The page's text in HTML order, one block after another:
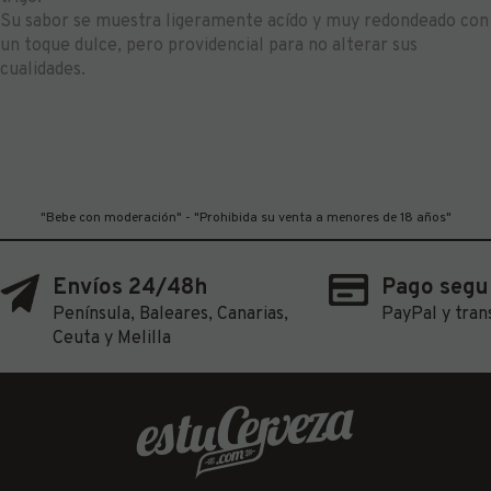
Su sabor se muestra ligeramente acído y muy redondeado con
un toque dulce, pero providencial para no alterar sus
cualidades.
"Bebe con moderación" - "Prohibida su venta a menores de 18 años"
Envíos 24/48h
Península, Baleares, Canarias,
Ceuta y Melilla
Pago
PayPal y